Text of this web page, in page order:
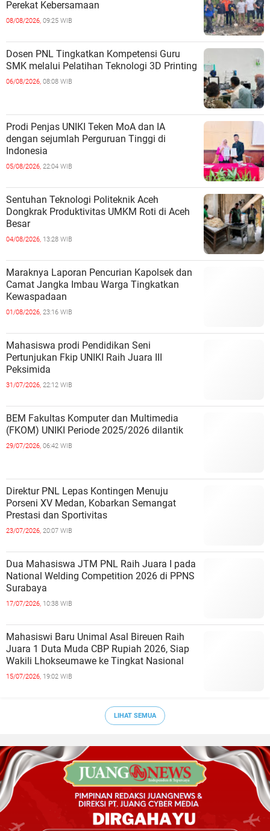
Perekat Kebersamaan
08/08/2026, 09:25 WIB
Dosen PNL Tingkatkan Kompetensi Guru
SMK melalui Pelatihan Teknologi 3D Printing
06/08/2026, 08:08 WIB
Prodi Penjas UNIKI Teken MoA dan IA
dengan sejumlah Perguruan Tinggi di
Indonesia
05/08/2026, 22:04 WIB
Sentuhan Teknologi Politeknik Aceh
Dongkrak Produktivitas UMKM Roti di Aceh
Besar
04/08/2026, 13:28 WIB
Maraknya Laporan Pencurian Kapolsek dan
Camat Jangka Imbau Warga Tingkatkan
Kewaspadaan
01/08/2026, 23:16 WIB
Mahasiswa prodi Pendidikan Seni
Pertunjukan Fkip UNIKI Raih Juara III
Peksimida
31/07/2026, 22:12 WIB
BEM Fakultas Komputer dan Multimedia
(FKOM) UNIKI Periode 2025/2026 dilantik
29/07/2026, 06:42 WIB
Direktur PNL Lepas Kontingen Menuju
Porseni XV Medan, Kobarkan Semangat
Prestasi dan Sportivitas
23/07/2026, 20:07 WIB
Dua Mahasiswa JTM PNL Raih Juara I pada
National Welding Competition 2026 di PPNS
Surabaya
17/07/2026, 10:38 WIB
Mahasiswi Baru Unimal Asal Bireuen Raih
Juara 1 Duta Muda CBP Rupiah 2026, Siap
Wakili Lhokseumawe ke Tingkat Nasional
15/07/2026, 19:02 WIB
LIHAT SEMUA